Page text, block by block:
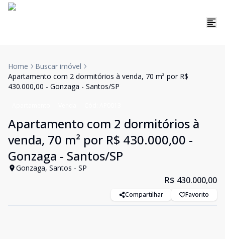
Home
Buscar imóvel
Apartamento com 2 dormitórios à venda, 70 m² por R$
430.000,00 - Gonzaga - Santos/SP
Apartamento com 2 dormitórios à
venda, 70 m² por R$ 430.000,00 -
Gonzaga - Santos/SP
Gonzaga, Santos - SP
R$ 430.000,00
Compartilhar Favorito